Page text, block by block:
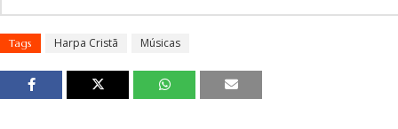
Tags Harpa Cristã Músicas